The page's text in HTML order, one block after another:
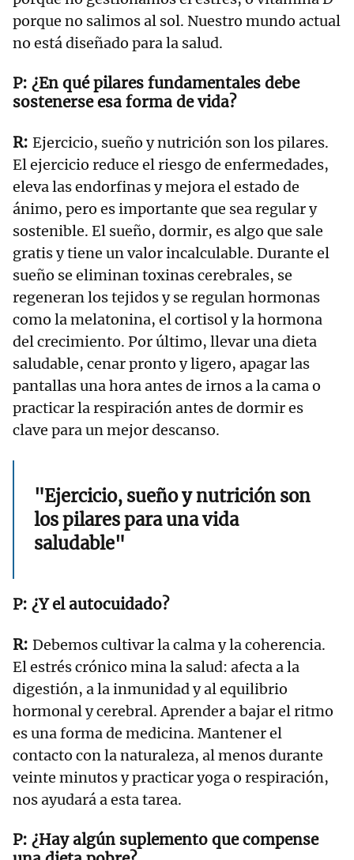
porque no salimos al sol. Nuestro mundo actual
no está diseñado para la salud.
¿En qué pilares fundamentales debe
sostenerse esa forma de vida?
Ejercicio, sueño y nutrición son los pilares.
El ejercicio reduce el riesgo de enfermedades,
eleva las endorfinas y mejora el estado de
ánimo, pero es importante que sea regular y
sostenible. El sueño, dormir, es algo que sale
gratis y tiene un valor incalculable. Durante el
sueño se eliminan toxinas cerebrales, se
regeneran los tejidos y se regulan hormonas
como la melatonina, el cortisol y la hormona
del crecimiento. Por último, llevar una dieta
saludable, cenar pronto y ligero, apagar las
pantallas una hora antes de irnos a la cama o
practicar la respiración antes de dormir es
clave para un mejor descanso.
"Ejercicio, sueño y nutrición son
los pilares para una vida
saludable"
¿Y el autocuidado?
Debemos cultivar la calma y la coherencia.
El estrés crónico mina la salud: afecta a la
digestión, a la inmunidad y al equilibrio
hormonal y cerebral. Aprender a bajar el ritmo
es una forma de medicina. Mantener el
contacto con la naturaleza, al menos durante
veinte minutos y practicar yoga o respiración,
nos ayudará a esta tarea.
¿Hay algún suplemento que compense